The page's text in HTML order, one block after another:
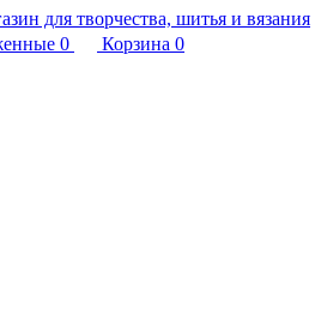
0 Корзина 0